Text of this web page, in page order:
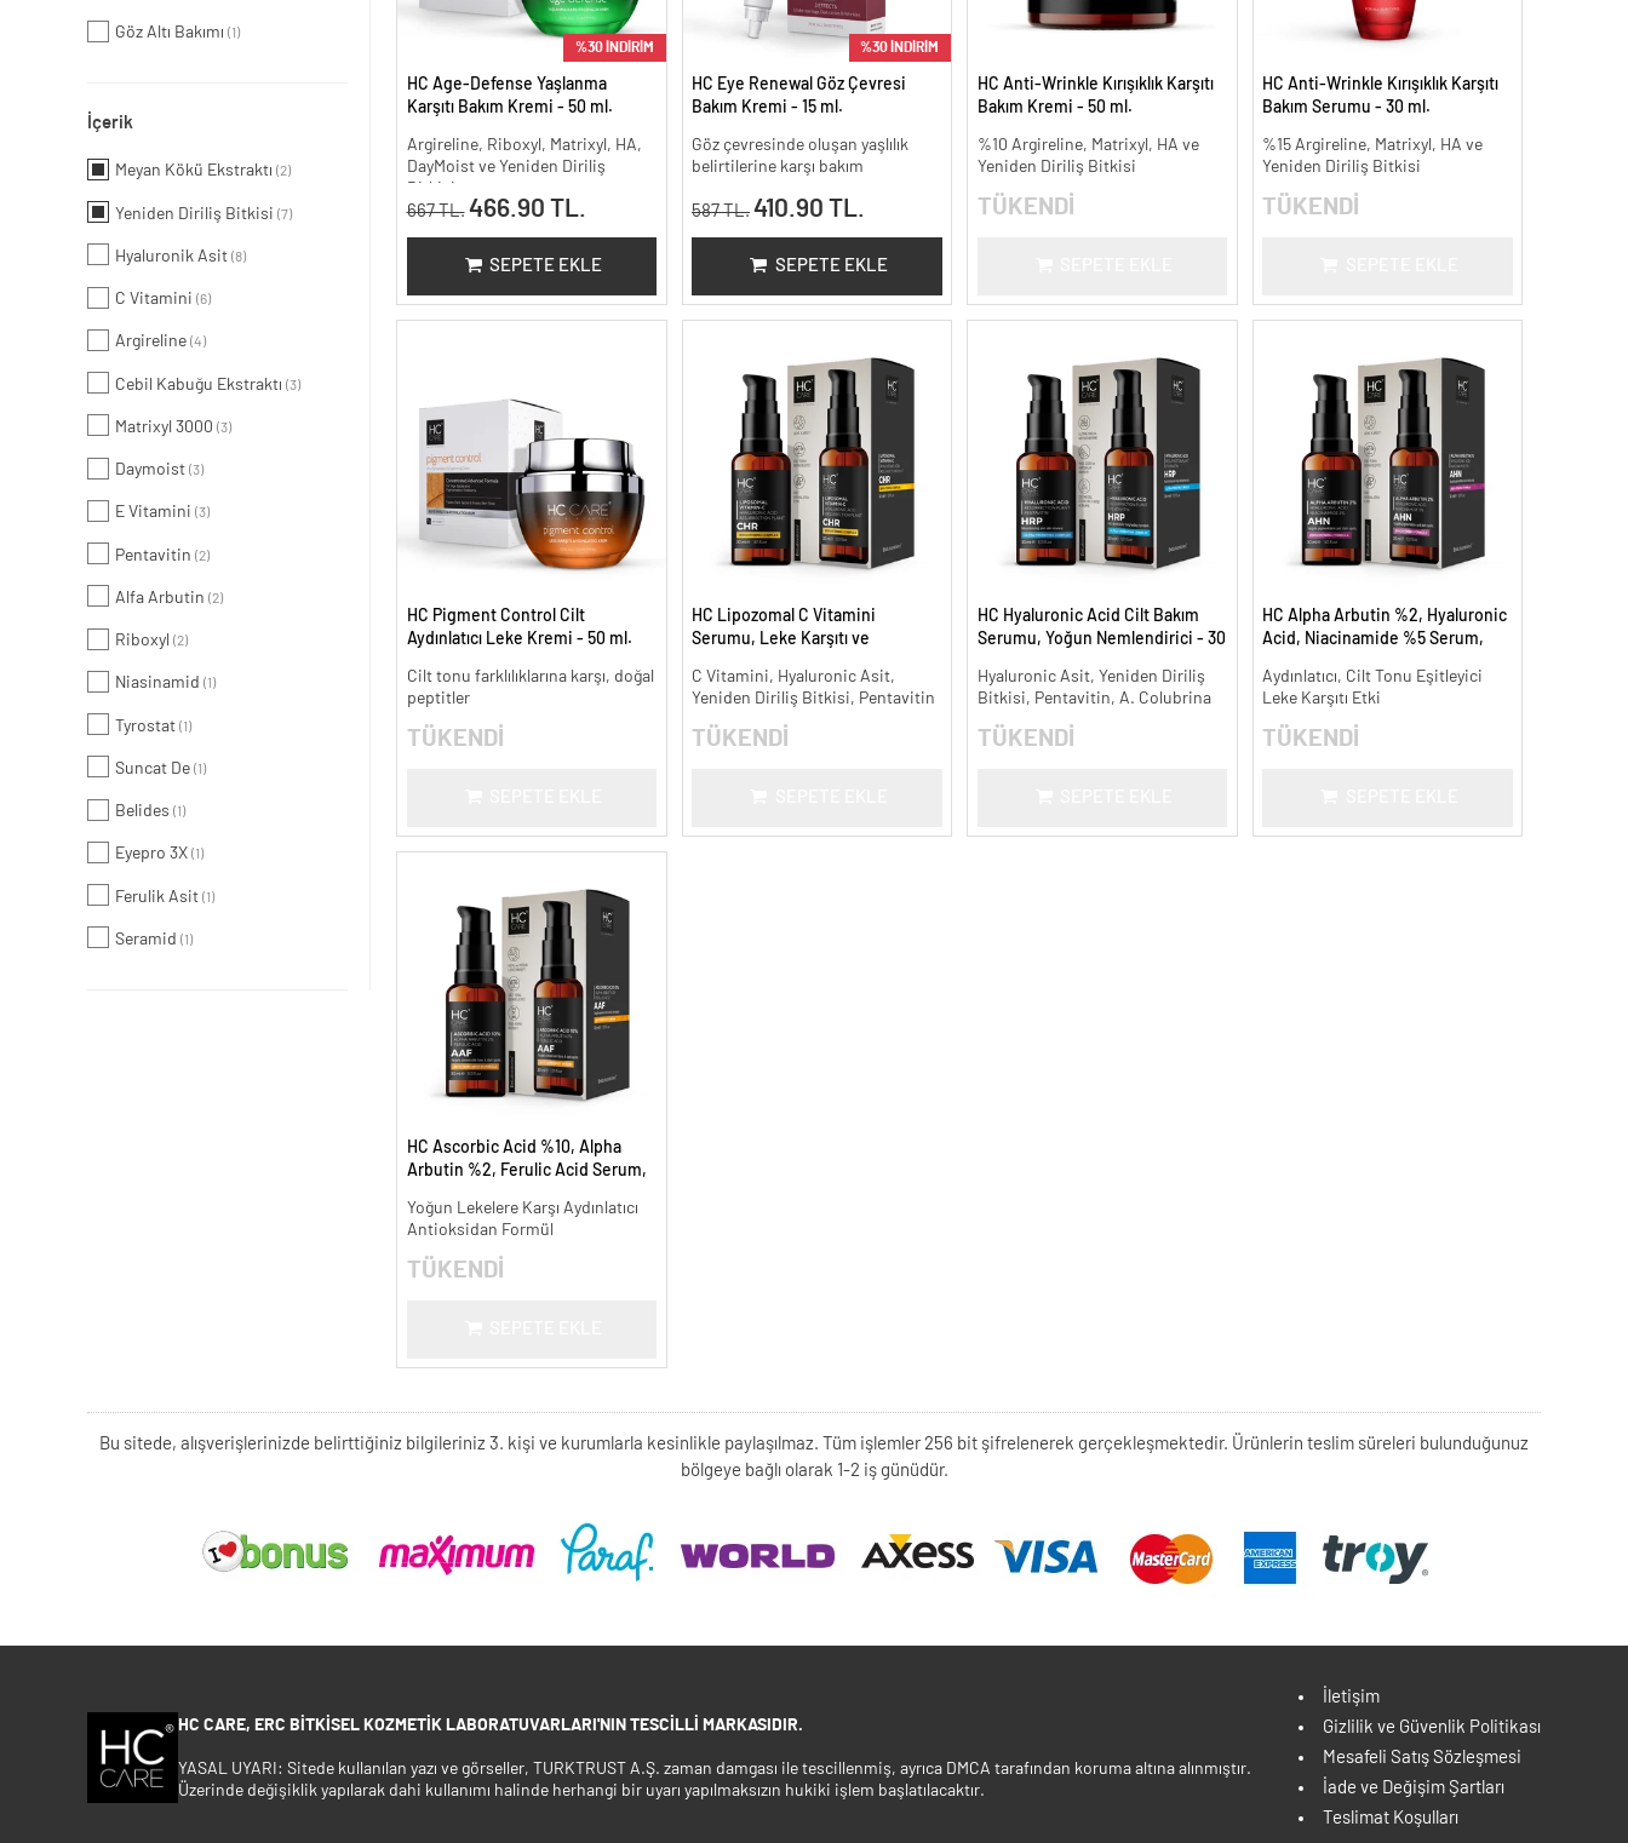
Göz Altı Bakımı (1)
İçerik
Meyan Kökü Ekstraktı (2)
Yeniden Diriliş Bitkisi (7)
Hyaluronik Asit (8)
C Vitamini (6)
Argireline (4)
Cebil Kabuğu Ekstraktı (3)
Matrixyl 3000 (3)
Daymoist (3)
E Vitamini (3)
Pentavitin (2)
Alfa Arbutin (2)
Riboxyl (2)
Niasinamid (1)
Tyrostat (1)
Suncat De (1)
Belides (1)
Eyepro 3X (1)
Ferulik Asit (1)
Seramid (1)
%30 İNDİRİM
HC Age-Defense Yaşlanma
Karşıtı Bakım Kremi - 50 ml.
Argireline, Riboxyl, Matrixyl, HA,
DayMoist ve Yeniden Diriliş
667 TL. 466.90 TL.
SEPETE EKLE
%30 İNDİRİM
HC Eye Renewal Göz Çevresi
Bakım Kremi - 15 ml.
Göz çevresinde oluşan yaşlılık
belirtilerine karşı bakım
587 TL. 410.90 TL.
SEPETE EKLE
HC Anti-Wrinkle Kırışıklık Karşıtı
Bakım Kremi - 50 ml.
%10 Argireline, Matrixyl, HA ve
Yeniden Diriliş Bitkisi
TÜKENDİ
HC Anti-Wrinkle Kırışıklık Karşıtı
Bakım Serumu - 30 ml.
%15 Argireline, Matrixyl, HA ve
Yeniden Diriliş Bitkisi
TÜKENDİ
HC Pigment Control Cilt
Aydınlatıcı Leke Kremi - 50 ml.
Cilt tonu farklılıklarına karşı, doğal
peptitler
TÜKENDİ
HC Lipozomal C Vitamini
Serumu, Leke Karşıtı ve
C Vitamini, Hyaluronic Asit,
Yeniden Diriliş Bitkisi, Pentavitin
TÜKENDİ
HC Hyaluronic Acid Cilt Bakım
Serumu, Yoğun Nemlendirici - 30
Hyaluronic Asit, Yeniden Diriliş
Bitkisi, Pentavitin, A. Colubrina
TÜKENDİ
HC Alpha Arbutin %2, Hyaluronic
Acid, Niacinamide %5 Serum,
Aydınlatıcı, Cilt Tonu Eşitleyici
Leke Karşıtı Etki
TÜKENDİ
HC Ascorbic Acid %10, Alpha
Arbutin %2, Ferulic Acid Serum,
ml.
Yoğun Lekelere Karşı Aydınlatıcı
Antioksidan Formül
TÜKENDİ
Bu sitede, alışverişlerinizde belirttiğiniz bilgileriniz 3. kişi ve kurumlarla kesinlikle paylaşılmaz. Tüm işlemler 256 bit şifrelenerek gerçekleşmektedir. Ürünlerin teslim süreleri bulunduğunuz
bölgeye bağlı olarak 1-2 iş günüdür.
HC CARE, ERC BITKISEL KOZMETIK LABORATUVARLARI'NIN TESCILLI MARKASIDIR.
YASAL UYARI: Sitede kullanılan yazı ve görseller, TURKTRUST A.Ş. zaman damgası ile tescillenmiş, ayrıca DMCA tarafından koruma altına alınmıştır.
Üzerinde değişiklik yapılarak dahi kullanımı halinde herhangi bir uyarı yapılmaksızın hukiki işlem başlatılacaktır.
İletişim
Gizlilik ve Güvenlik Politikası
Mesafeli Satış Sözleşmesi
İade ve Değişim Şartları
Teslimat Koşulları